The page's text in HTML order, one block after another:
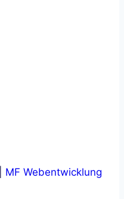
MF Webentwicklung